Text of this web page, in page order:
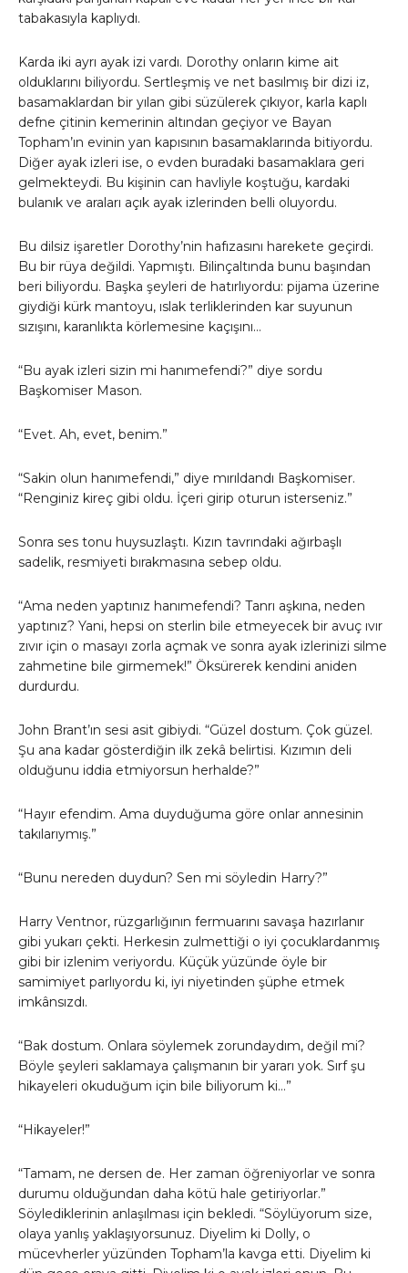
tabakasıyla kaplıydı.
Karda iki ayrı ayak izi vardı. Dorothy onların kime ait
olduklarını biliyordu. Sertleşmiş ve net basılmış bir dizi iz,
basamaklardan bir yılan gibi süzülerek çıkıyor, karla kaplı
defne çitinin kemerinin altından geçiyor ve Bayan
Topham’ın evinin yan kapısının basamaklarında bitiyordu.
Diğer ayak izleri ise, o evden buradaki basamaklara geri
gelmekteydi. Bu kişinin can havliyle koştuğu, kardaki
bulanık ve araları açık ayak izlerinden belli oluyordu.
Bu dilsiz işaretler Dorothy’nin hafızasını harekete geçirdi.
Bu bir rüya değildi. Yapmıştı. Bilinçaltında bunu başından
beri biliyordu. Başka şeyleri de hatırlıyordu: pijama üzerine
giydiği kürk mantoyu, ıslak terliklerinden kar suyunun
sızışını, karanlıkta körlemesine kaçışını…
“Bu ayak izleri sizin mi hanımefendi?” diye sordu
Başkomiser Mason.
“Evet. Ah, evet, benim.”
“Sakin olun hanımefendi,” diye mırıldandı Başkomiser.
“Renginiz kireç gibi oldu. İçeri girip oturun isterseniz.”
Sonra ses tonu huysuzlaştı. Kızın tavrındaki ağırbaşlı
sadelik, resmiyeti bırakmasına sebep oldu.
“Ama neden yaptınız hanımefendi? Tanrı aşkına, neden
yaptınız? Yani, hepsi on sterlin bile etmeyecek bir avuç ıvır
zıvır için o masayı zorla açmak ve sonra ayak izlerinizi silme
zahmetine bile girmemek!” Öksürerek kendini aniden
durdurdu.
John Brant’ın sesi asit gibiydi. “Güzel dostum. Çok güzel.
Şu ana kadar gösterdiğin ilk zekâ belirtisi. Kızımın deli
olduğunu iddia etmiyorsun herhalde?”
“Hayır efendim. Ama duyduğuma göre onlar annesinin
takılarıymış.”
“Bunu nereden duydun? Sen mi söyledin Harry?”
Harry Ventnor, rüzgarlığının fermuarını savaşa hazırlanır
gibi yukarı çekti. Herkesin zulmettiği o iyi çocuklardanmış
gibi bir izlenim veriyordu. Küçük yüzünde öyle bir
samimiyet parlıyordu ki, iyi niyetinden şüphe etmek
imkânsızdı.
“Bak dostum. Onlara söylemek zorundaydım, değil mi?
Böyle şeyleri saklamaya çalışmanın bir yararı yok. Sırf şu
hikayeleri okuduğum için bile biliyorum ki…”
“Hikayeler!”
“Tamam, ne dersen de. Her zaman öğreniyorlar ve sonra
durumu olduğundan daha kötü hale getiriyorlar.”
Söylediklerinin anlaşılması için bekledi. “Söylüyorum size,
olaya yanlış yaklaşıyorsunuz. Diyelim ki Dolly, o
mücevherler yüzünden Topham’la kavga etti. Diyelim ki